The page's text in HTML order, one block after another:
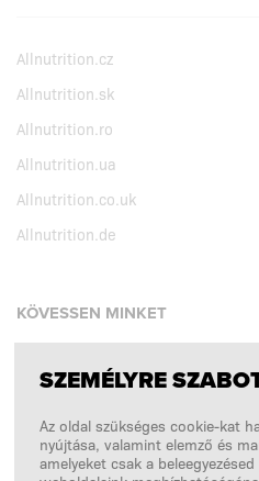
Allnutrition.cz
Allnutrition.sk
Allnutrition.ro
Allnutrition.ua
Allnutrition.co.uk
Allnutrition.de
KÖVESSEN MINKET
Facebook
Instagram
Copyright ©
SZEMÉLYRE
Az oldal szükséges cookie-kat
nyújtása, valamint elemző és
amelyeket csak a